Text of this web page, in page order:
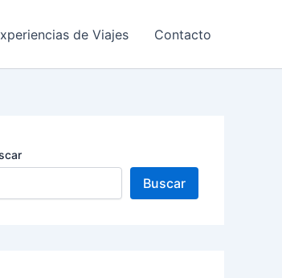
de Viajes Contacto
Buscar